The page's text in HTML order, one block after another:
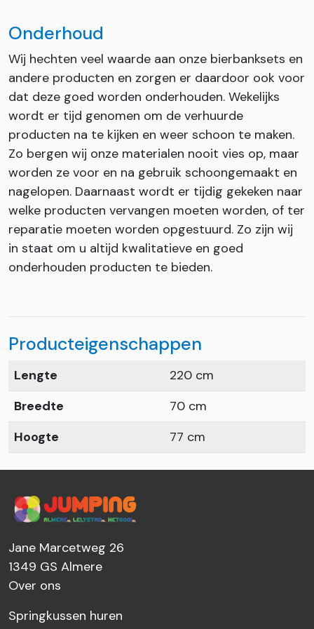
Onderhoud
Wij hechten veel waarde aan onze bierbanksets en
andere producten en zorgen er daardoor ook voor
dat deze goed worden onderhouden. Wekelijks
wordt er tijd genomen om de verhuurde
producten na te kijken en weer schoon te maken.
Zo bergen wij onze materialen nooit vies op, maar
worden ze voor en na gebruik schoongemaakt en
nagelopen. Daarnaast wordt er tijdig gekeken naar
welke producten vervangen moeten worden, of ter
reparatie moeten worden opgestuurd. Zo zijn wij
in staat om u altijd kwalitatieve en goed
onderhouden producten te bieden.
Producteigenschappen
Lengte
220 cm
Breedte
70 cm
Hoogte
77 cm
Jane Marcetweg 26
1349 GS Almere
Over ons
Springkussen huren